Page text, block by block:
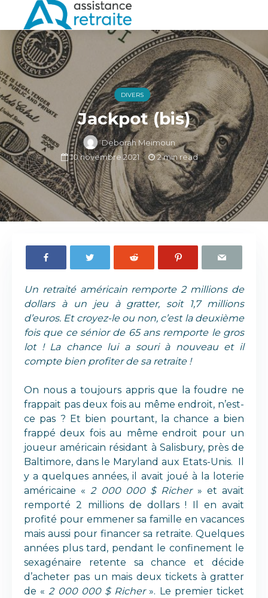
DIVERS
Jackpot (bis)
Deborah Meimoun
10 novembre 2021
2 min read
Un retraité américain remporte 2 millions de
dollars à un jeu à gratter, soit 1,7 millions
d’euros. Et croyez-le ou non, c’est la deuxième
fois que ce sénior de 65 ans remporte le gros
lot ! La chance lui a souri à nouveau et il
compte bien profiter de sa retraite !
On nous a toujours appris que la foudre ne
frappait pas deux fois au même endroit, n’est-
ce pas ? Et bien pourtant, la chance a bien
frappé deux fois au même endroit pour un
joueur américain résidant à Salisbury, près de
Baltimore, dans le Maryland aux Etats-Unis. Il
y a quelques années, il avait joué à la loterie
américaine «2 000 000 $ Richer» et avait
remporté 2 millions de dollars ! Il en avait
profité pour emmener sa famille en vacances
mais aussi pour financer sa retraite. Quelques
années plus tard, pendant le confinement le
sexagénaire retente sa chance et décide
d’acheter pas un mais deux tickets à gratter
de «2 000 000 $ Richer». Le premier ticket